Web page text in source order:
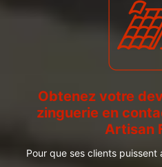
Obtenez votre
zinguerie en
Artisan
Pour que ses clients puissent